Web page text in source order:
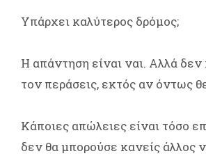
Υπάρχει καλύτερος δρόμος;
Η απάντηση είναι ναι. Αλλά δεν
τον περάσεις, εκτός αν όντως
Κάποιες απώλειες είναι τόσο
δεν θα μπορούσε κανείς άλλος